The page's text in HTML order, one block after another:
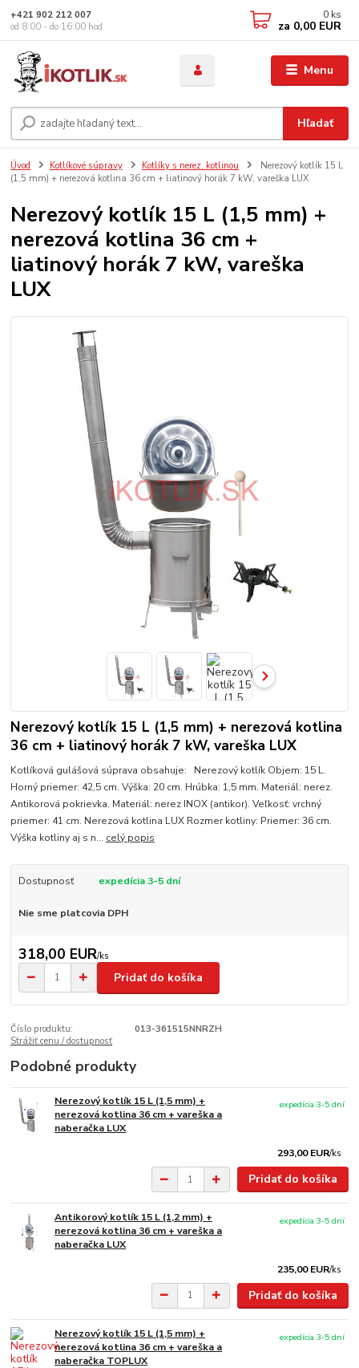
Menu
Hľadať
+421 902 212 007
od 8:00 - do 16:00 hod
0 ks
za 0,00 EUR
Úvod Kotlíkové súpravy Kotlíky s nerez. kotlinou
Nerezový kotlík 15 L
(1,5 mm) + nerezová kotlina 36 cm + liatinový horák 7 kW, vareška LUX
Nerezový kotlík 15 L (1,5 mm) +
nerezová kotlina 36 cm +
liatinový horák 7 kW, vareška
LUX
Nerezový kotlík 15 L (1,5 mm) + nerezová kotlina
36 cm + liatinový horák 7 kW, vareška LUX
Kotlíková gulášová súprava obsahuje: Nerezový kotlík Objem: 15 L.
Horný priemer: 42,5 cm. Výška: 20 cm. Hrúbka: 1,5 mm. Materiál: nerez.
Antikorová pokrievka. Materiál: nerez INOX (antikor). Veľkosť: vrchný
priemer: 41 cm. Nerezová kotlina LUX Rozmer kotliny: Priemer: 36 cm.
Výška kotliny aj s n... celý popis
Dostupnosť expedícia 3-5 dní
Nie sme platcovia DPH
318,00 EUR/ks
Pridať do košíka
Číslo produktu:
013-361515NNRZH
Strážiť cenu / dostupnosť
Podobné produkty
Nerezový kotlík 15 L (1,5 mm) +
nerezová kotlina 36 cm + vareška a
naberačka LUX
293,00 EUR/ks
expedícia 3-5 dní
Pridať do košíka
Antikorový kotlík 15 L (1,2 mm) +
nerezová kotlina 36 cm + vareška a
naberačka LUX
235,00 EUR/ks
expedícia 3-5 dní
Pridať do košíka
Nerezový kotlík 15 L (1,5 mm) +
nerezová kotlina 36 cm + vareška a
naberačka TOPLUX
expedícia 3-5 dní